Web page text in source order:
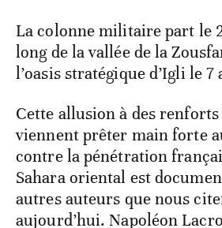
La colonne militaire part le
long de la vallée de la
l’oasis stratégique d’Igli le
Cette allusion à des
viennent prêter main forte
contre la pénétration
Sahara oriental est
autres auteurs que nous
aujourd’hui. Napoléon